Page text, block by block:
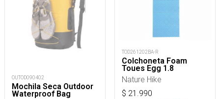
OUTOD090402
Mochila Seca Outdoor
Waterproof Bag
TOD261202BA-R
Colchoneta Foam
Toues Egg 1.8
Nature Hike
$ 21.990